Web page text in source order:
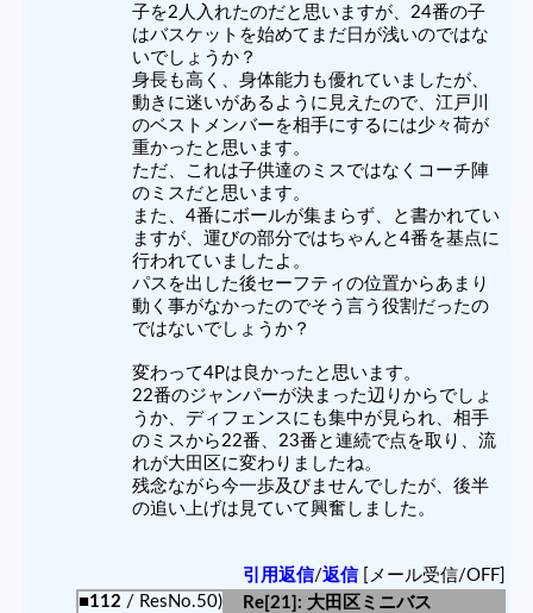
子を2人入れたのだと思いますが、24番の子
はバスケットを始めてまだ日が浅いのではな
いでしょうか？
身長も高く、身体能力も優れていましたが、
動きに迷いがあるように見えたので、江戸川
のベストメンバーを相手にするには少々荷が
重かったと思います。
ただ、これは子供達のミスではなくコーチ陣
のミスだと思います。
また、4番にボールが集まらず、と書かれてい
ますが、運びの部分ではちゃんと4番を基点に
行われていましたよ。
パスを出した後セーフティの位置からあまり
動く事がなかったのでそう言う役割だったの
ではないでしょうか？
変わって4Pは良かったと思います。
22番のジャンパーが決まった辺りからでしょ
うか、ディフェンスにも集中が見られ、相手
のミスから22番、23番と連続で点を取り、流
れが大田区に変わりましたね。
残念ながら今一歩及びませんでしたが、後半
の追い上げは見ていて興奮しました。
引用返信/返信[メール受信/OFF]
■112 / ResNo.50) Re[21]: 大田区ミニバス